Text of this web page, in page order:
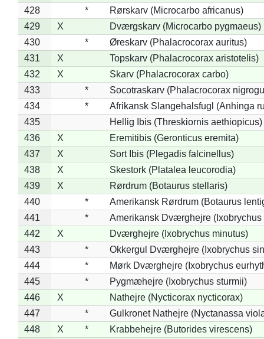
428
*
Rørskarv (Microcarbo africanus)
429
X
Dværgskarv (Microcarbo pygmaeus)
430
*
Øreskarv (Phalacrocorax auritus)
431
X
Topskarv (Phalacrocorax aristotelis)
432
X
Skarv (Phalacrocorax carbo)
433
*
Socotraskarv (Phalacrocorax
434
*
Afrikansk Slangehalsfugl (Anhinga
435
Hellig Ibis (Threskiornis aethiopicus)
436
X
Eremitibis (Geronticus eremita)
437
X
Sort Ibis (Plegadis falcinellus)
438
X
Skestork (Platalea leucorodia)
439
X
Rørdrum (Botaurus stellaris)
440
*
Amerikansk Rørdrum (Botaurus
441
*
Amerikansk Dværghejre (Ixobrychus
442
X
Dværghejre (Ixobrychus minutus)
443
*
Okkergul Dværghejre (Ixobrychus
444
*
Mørk Dværghejre (Ixobrychus
445
*
Pygmæhejre (Ixobrychus sturmii)
446
X
Nathejre (Nycticorax nycticorax)
447
*
Gulkronet Nathejre (Nyctanassa
448
X *
Krabbehejre (Butorides virescens)